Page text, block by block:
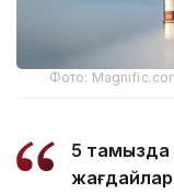
Фото:
5 тамызда
жағдайлар